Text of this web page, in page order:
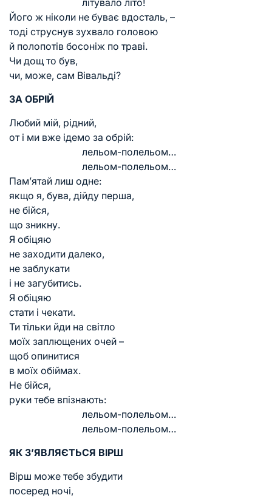
Його ж ніколи не буває вдосталь, –
тоді струснув зухвало головою
й полопотів босоніж по траві.
Чи дощ то був,
чи, може, сам Вівальді?
ЗА ОБРІЙ
Любий мій, рідний,
от і ми вже ідемо за обрій:
лельом-полельом…
лельом-полельом…
Пам’ятай лиш одне:
якщо я, бува, дійду перша,
не бійся,
що зникну.
Я обіцяю
не заходити далеко,
не заблукати
і не загубитись.
Я обіцяю
стати і чекати.
Ти тільки йди на світло
моїх заплющених очей –
щоб опинитися
в моїх обіймах.
Не бійся,
руки тебе впізнають:
лельом-полельом…
лельом-полельом…
ЯК З’ЯВЛЯЄТЬСЯ ВІРШ
Вірш може тебе збудити
посеред ночі,